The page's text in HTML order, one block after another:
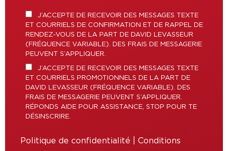
J’ACCEPTE DE RECEVOIR DES MESSAGES TEXTE
ET COURRIELS DE CONFIRMATION ET DE RAPPEL DE
RENDEZ-VOUS DE LA PART DE DAVID LEVASSEUR
(FRÉQUENCE VARIABLE). DES FRAIS DE MESSAGERIE
PEUVENT S’APPLIQUER.
J’ACCEPTE DE RECEVOIR DES MESSAGES TEXTE
ET COURRIELS PROMOTIONNELS DE LA PART DE
DAVID LEVASSEUR (FRÉQUENCE VARIABLE). DES
FRAIS DE MESSAGERIE PEUVENT S’APPLIQUER.
RÉPONDS AIDE POUR ASSISTANCE, STOP POUR TE
DÉSINSCRIRE.
Politique de confidentialité
Conditions